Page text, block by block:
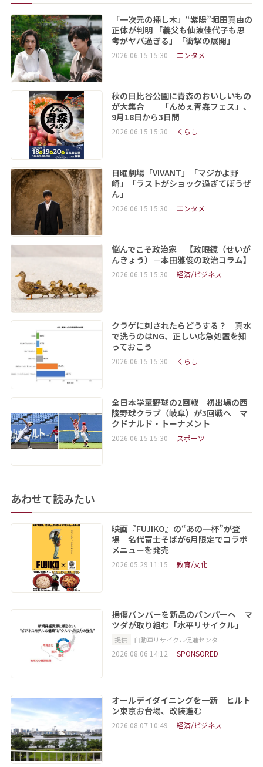
「一次元の挿し木」“紫陽”堀田真由の
正体が判明 「義父も仙波佳代子も思
考がヤバ過ぎる」「衝撃の展開」
2026.06.15 15:30 エンタメ
秋の日比谷公園に青森のおいしいもの
が大集合 「んめぇ青森フェス」、
9月18日から3日間
2026.06.15 15:30 くらし
日曜劇場「VIVANT」「マジかよ野
崎」「ラストがショック過ぎてぼうぜ
ん」
2026.06.15 15:30 エンタメ
悩んでこそ政治家 【政眼鏡（せいが
んきょう）－本田雅俊の政治コラム】
2026.06.15 15:30 経済/ビジネス
クラゲに刺されたらどうする？ 真水
で洗うのはNG、正しい応急処置を知
っておこう
2026.06.15 15:30 くらし
全日本学童野球の2回戦 初出場の西
陵野球クラブ（岐阜）が3回戦へ マ
クドナルド・トーナメント
2026.06.15 15:30 スポーツ
あわせて読みたい
映画『FUJIKO』の“あの一杯”が登
場 名代富士そばが6月限定でコラボ
メニューを発売
2026.05.29 11:15 教育/文化
損傷バンパーを新品のバンパーへ マ
ツダが取り組む「水平リサイクル」
提供 自動車リサイクル促進センター
2026.08.06 14:12 SPONSORED
オールデイダイニングを一新 ヒルト
ン東京お台場、改装進む
2026.08.07 10:49 経済/ビジネス